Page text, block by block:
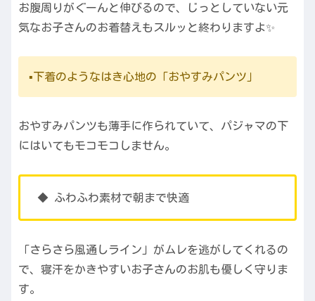
お腹周りがぐーんと伸びるので、じっとしていない元
気なお子さんのお着替えもスルッと終わりますよ✨
▪️下着のようなはき心地の「おやすみパンツ」
おやすみパンツも薄手に作られていて、パジャマの下
にはいてもモコモコしません。
◆ ふわふわ素材で朝まで快適
「さらさら風通しライン」がムレを逃がしてくれるの
で、寝汗をかきやすいお子さんのお肌も優しく守りま
す。